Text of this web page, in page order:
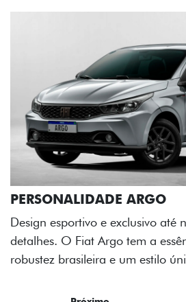
ARGO
até nos pequenos
tem a essência italiana, a
estilo único no segmento.